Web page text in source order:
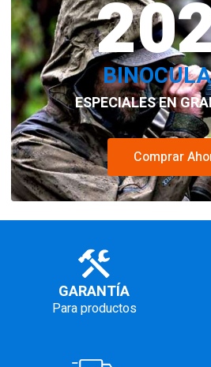
$798.000.$750.000.
ESPECIALES EN
Comprar
GARANTÍA
Para productos